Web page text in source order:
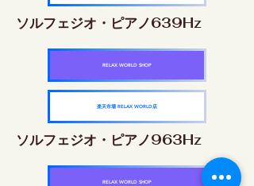
ソルフェジオ・ピアノ639Hz
RELAX WORLD SHOP
楽天市場 RELAX WORLD店
ソルフェジオ・ピアノ963Hz
RELAX WORLD SHOP